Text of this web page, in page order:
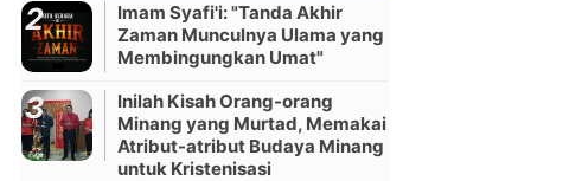
Imam Syafi'i: "Tanda Akhir
Zaman Munculnya Ulama yang
Membingungkan Umat"
Inilah Kisah Orang-orang
Minang yang Murtad, Memakai
Atribut-atribut Budaya Minang
untuk Kristenisasi